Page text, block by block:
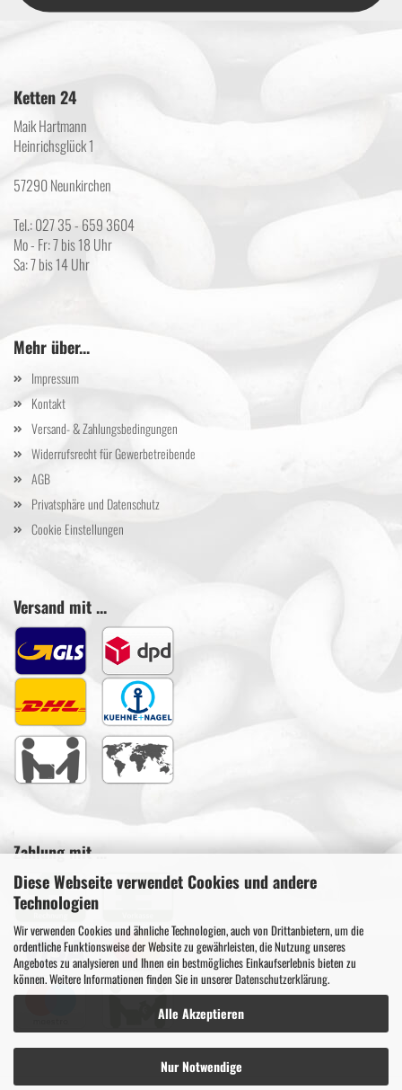
Diese Webseite verwendet Cookies und andere
Technologien
Wir verwenden Cookies und ähnliche Technologien, auch von Drittanbietern, um die
ordentliche Funktionsweise der Website zu gewährleisten, die Nutzung unseres
Angebotes zu analysieren und Ihnen ein bestmögliches Einkaufserlebnis bieten zu
können. Weitere Informationen finden Sie in unsererDatenschutzerklärung.
Alle Akzeptieren
Nur Notwendige
Ketten 24
Maik Hartmann
Heinrichsglück 1
57290 Neunkirchen
Tel.: 027 35 - 659 3604
Mo - Fr: 7 bis 18 Uhr
Sa: 7 bis 14 Uhr
Mehr über...
Impressum
Kontakt
Versand- & Zahlungsbedingungen
Widerrufsrecht für Gewerbetreibende
AGB
Privatsphäre und Datenschutz
Cookie Einstellungen
Versand mit ...
Zahlung mit ...